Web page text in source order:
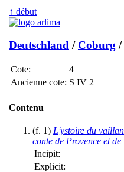
↑ début
Deutschland / Coburg /
Cote:
4
Ancienne cote: S IV 2
Contenu
(f. 1) L'ystoire du
conte de Provence et
Incipit:
Explicit: